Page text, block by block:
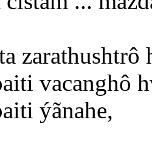
zarathushtrô
vacanghô
ýãnahe,